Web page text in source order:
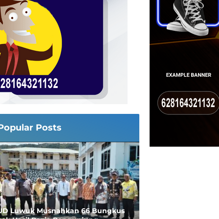
Posts
Luwuk Musnahkan 66 Bungkus